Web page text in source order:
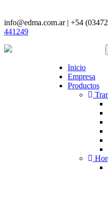
info@edma.com.ar| +54
441249
Inicio
Empresa
Productos